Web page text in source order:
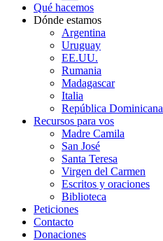
Qué hacemos
Dónde estamos
Argentina
Uruguay
EE.UU.
Rumania
Madagascar
Italia
República Dominicana
Recursos para vos
Madre Camila
San José
Santa Teresa
Virgen del Carmen
Escritos y oraciones
Biblioteca
Peticiones
Contacto
Donaciones